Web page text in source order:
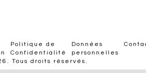
Politique de
Confidentialité
Données
personnelles
Tous droits réservés.